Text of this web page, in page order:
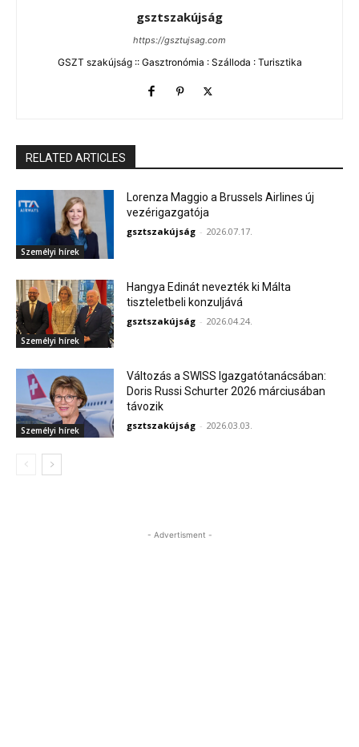
gsztszakújság
https://gsztujsag.com
GSZT szakújság :: Gasztronómia : Szálloda : Turisztika
RELATED ARTICLES
Személyi hírek
Lorenza Maggio a Brussels Airlines új
vezérigazgatója
gsztszakújság - 2026.07.17.
Személyi hírek
Hangya Edinát nevezték ki Málta
tiszteletbeli konzuljává
gsztszakújság - 2026.04.24.
Személyi hírek
Változás a SWISS Igazgatótanácsában:
Doris Russi Schurter 2026 márciusában
távozik
gsztszakújság - 2026.03.03.
- Advertisment -